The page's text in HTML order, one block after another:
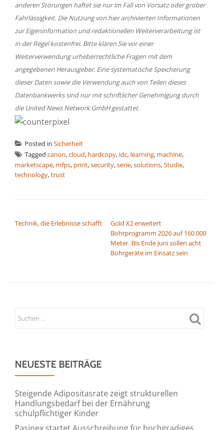
anderen Störungen haftet sie nur im Fall von Vorsatz oder grober
Fahrlässigkeit. Die Nutzung von hier archivierten Informationen
zur Eigeninformation und redaktionellen Weiterverarbeitung ist
in der Regel kostenfrei. Bitte klären Sie vor einer
Weiterverwendung urheberrechtliche Fragen mit dem
angegebenen Herausgeber. Eine systematische Speicherung
dieser Daten sowie die Verwendung auch von Teilen dieses
Datenbankwerks sind nur mit schriftlicher Genehmigung durch
die United News Network GmbH gestattet.
Posted in Sicherheit
Tagged canon,cloud, hardcopy, idc, learning, machine,
marketscape, mfps, print,security,serie,solutions,Studie,
technology,trust
Technik, die Erlebnisse schafft
Gold X2 erweitert
Bohrprogramm 2026 auf 160.000
Meter. Bis Ende Juni sollen acht
Bohrgeräte im Einsatz sein
NEUESTE BEITRÄGE
Steigende Adipositasrate zeigt strukturellen
Handlungsbedarf bei der Ernährung
schulpflichtiger Kinder